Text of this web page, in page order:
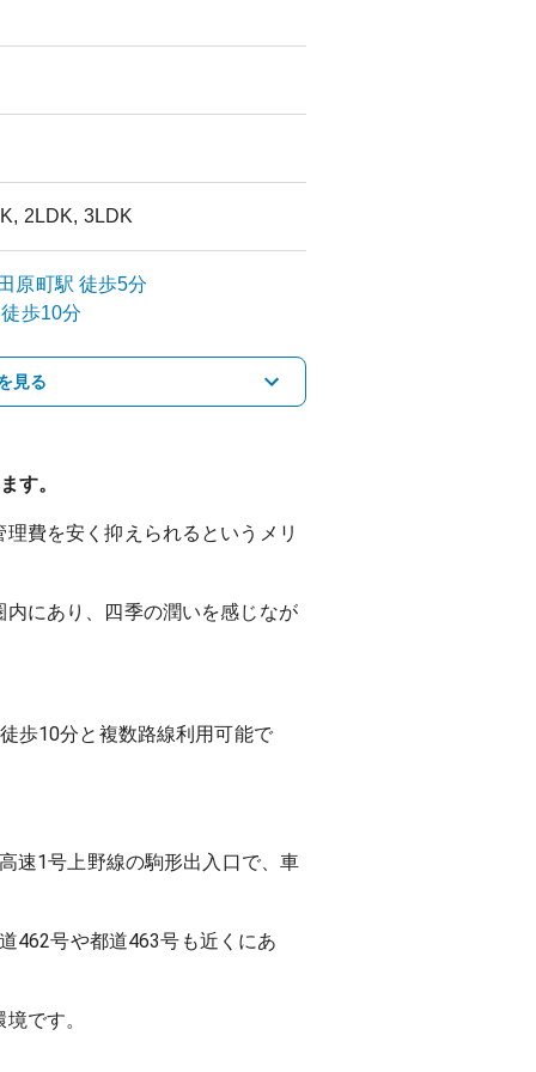
2LDK, 3LDK
原町駅 徒歩5分
歩10分
見る
す。
費を安く抑えられるというメリ
にあり、四季の潤いを感じなが
歩10分と複数路線利用可能で
速1号上野線の駒形出入口で、車
462号や都道463号も近くにあ
です。